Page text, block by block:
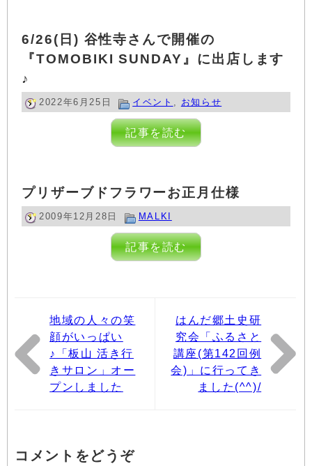
6/26(日) 谷性寺さんで開催の
『TOMOBIKI SUNDAY』に出店します
♪
2022年6月25日 イベント , お知らせ
記事を読む
プリザーブドフラワーお正月仕様
2009年12月28日 MALKI
記事を読む
地域の人々の笑
顔がいっぱい
♪「板山 活き行
きサロン」オー
プンしました
はんだ郷土史研
究会「ふるさと
講座(第142回例
会)」に行ってき
ました(^^)/
コメントをどうぞ